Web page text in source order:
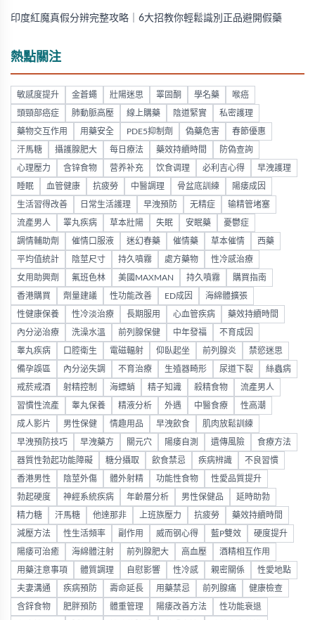
印度紅魔真假分辨完整攻略｜6大招教你輕鬆識別正品避開假藥
熱點關注
敏感度提升 金蒼蠅 壯陽迷思 睪固酮 學名藥 喉癌
頭頸部癌症 肺動脈高壓 線上購藥 陰道緊實 私密護理
藥物交互作用 用藥安全 PDE5抑制劑 偽藥危害 春節優惠
汗馬糖 攝護腺肥大 每日療法 藥效持續時間 防偽查詢
心理壓力 含锌食物 营养补充 饮食调理 必利吉心得 早洩護理
睡眠 血管健康 抗疲勞 中醫調理 骨盆底訓練 陽痿成因
生活習得改善 日常生活護理 早洩預防 无精症 输精管堵塞
流產男人 睪丸疾病 草本壯陽 失眠 安眠藥 憂鬱症
調情輔助劑 催情口服液 迷幻春藥 催情藥 草本催情 西藥
平均值統計 陰莖尺寸 持久噴霧 處方藥物 性冷感治療
女用助興劑 氟班色林 美國MAXMAN 持久噴霧 購買指南
香港購買 劑量建議 性功能改善 ED成因 海綿體擴張
性健康保養 性冷淡治療 長期服用 心血管疾病 藥效持續時間
內分泌治療 洗澡水溫 前列腺保健 中年發福 不育成因
睾丸疾病 口腔衛生 電磁輻射 仰臥起坐 前列腺炎 禁慾迷思
備孕誤區 內分泌失調 不育治療 生殖器畸形 尿道下裂 絲蟲病
戒菸戒酒 射精控制 海螵蛸 精子知識 殺精食物 流產男人
習慣性流產 睾丸保養 精液分析 外遇 中醫食療 性高潮
成人影片 男性保健 情趣用品 早洩飲食 肌肉放鬆訓練
早洩預防技巧 早洩藥方 關元穴 陽痿自測 遺傳風險 食療方法
器質性勃起功能障礙 糖分攝取 飲食禁忌 疾病辨識 不良習慣
香港男性 陰莖外傷 體外射精 功能性食物 性愛品質提升
勃起硬度 神經系統疾病 年齡層分析 男性保健品 延時助勃
精力糖 汗馬糖 他達那非 上班族壓力 抗疲勞 藥效持續時間
減壓方法 性生活頻率 副作用 威而钢心得 藍P雙效 硬度提升
陽痿可治癒 海綿體注射 前列腺肥大 高血壓 酒精相互作用
用藥注意事項 體質調理 自慰影響 性冷感 親密關係 性愛地點
夫妻溝通 疾病預防 壽命延長 用藥禁忌 前列腺痛 健康檢查
含鋅食物 肥胖預防 體重管理 陽痿改善方法 性功能衰退